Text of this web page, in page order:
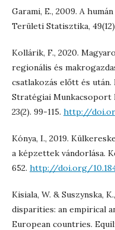
Garami, E., 2009. A
Területi Statisztika,
Kollárik, F., 2020.
regionális és
csatlakozás előtt és
Stratégiai Munkacsoport
23(2). 99-115. http://
Kónya, I., 2019.
a képzettek vándorlása.
652. http://doi.org/
Kisiala, W. & Suszynska,
disparities: an empirical
European countries.